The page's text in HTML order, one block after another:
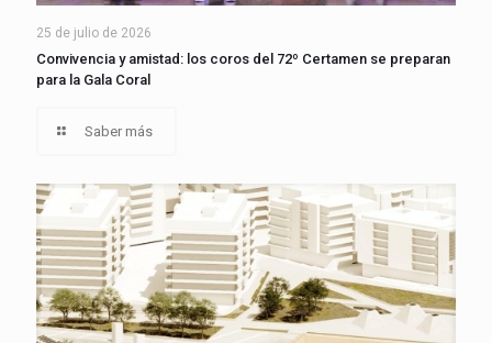
25 de julio de 2026
Convivencia y amistad: los coros del 72º Certamen se preparan
para la Gala Coral
Saber más